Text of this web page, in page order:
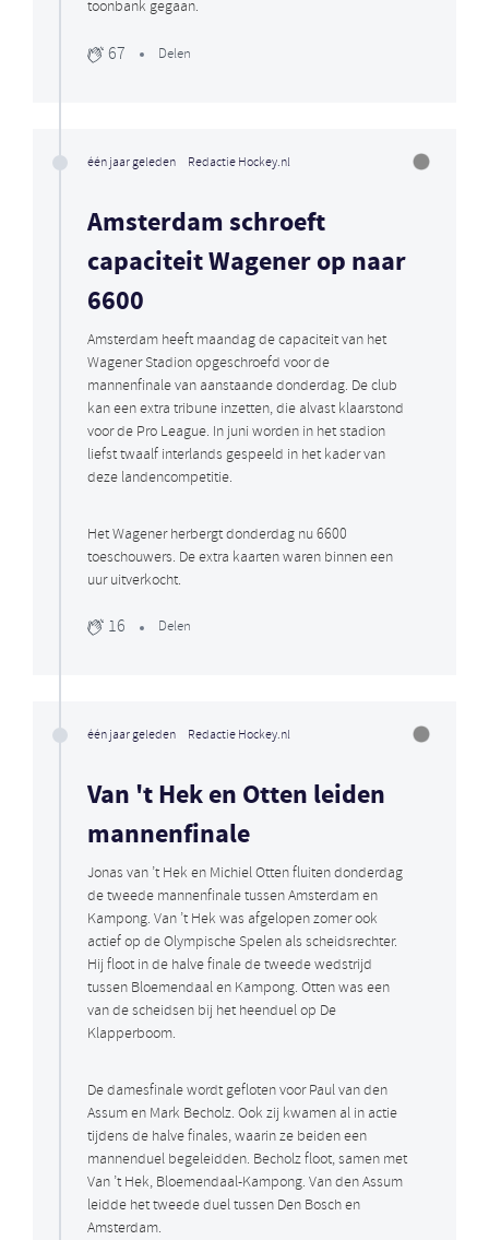
toonbank gegaan.
67 Delen
één jaar geleden Redactie Hockey.nl
Amsterdam schroeft
capaciteit Wagener op naar
6600
Amsterdam heeft maandag de capaciteit van het
Wagener Stadion opgeschroefd voor de
mannenfinale van aanstaande donderdag. De club
kan een extra tribune inzetten, die alvast klaarstond
voor de Pro League. In juni worden in het stadion
liefst twaalf interlands gespeeld in het kader van
deze landencompetitie.
Het Wagener herbergt donderdag nu 6600
toeschouwers. De extra kaarten waren binnen een
uur uitverkocht.
16 Delen
één jaar geleden Redactie Hockey.nl
Van 't Hek en Otten leiden
mannenfinale
Jonas van ’t Hek en Michiel Otten fluiten donderdag
de tweede mannenfinale tussen Amsterdam en
Kampong. Van ’t Hek was afgelopen zomer ook
actief op de Olympische Spelen als scheidsrechter.
Hij floot in de halve finale de tweede wedstrijd
tussen Bloemendaal en Kampong. Otten was een
van de scheidsen bij het heenduel op De
Klapperboom.
De damesfinale wordt gefloten voor Paul van den
Assum en Mark Becholz. Ook zij kwamen al in actie
tijdens de halve finales, waarin ze beiden een
mannenduel begeleidden. Becholz floot, samen met
Van ’t Hek, Bloemendaal-Kampong. Van den Assum
leidde het tweede duel tussen Den Bosch en
Amsterdam.